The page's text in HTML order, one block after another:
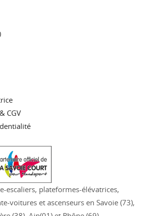
CGV
escaliers, plateformes-élévatrices,
voitures et ascenseurs en Savoie (73),